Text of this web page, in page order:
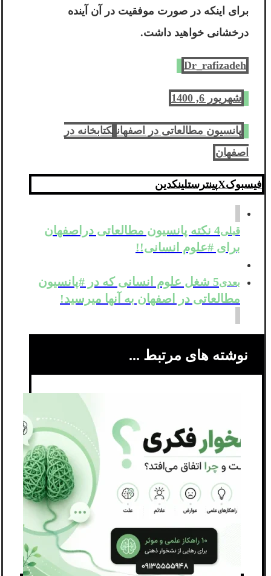
برای اینکه در صورت موفقیت در آن آینده
درخشانی خواهید داشت.
Dr_rafizadeh
شهریور 6, 1400
پانسیون مطالعاتی در اصفهان کتابخانه در
اصفهان
فیسبوکXپینترستلینکدین
قبلی
4 نکته پانسیون مطالعاتی دراصفهان
برای #علوم انسانی!!
بعدی
5 شغل علوم انسانی که در #پانسیون
مطالعاتی در اصفهان به آنها میرسید!
نوشته های مرتبط ...